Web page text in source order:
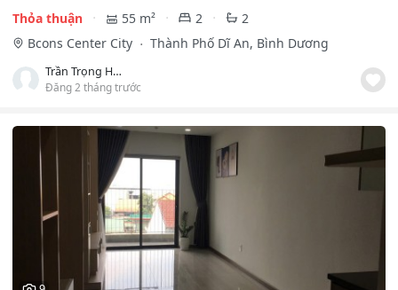
Thỏa thuận
55 m² 2
2
Bcons Center City
Thành Phố Dĩ An, Bình Dương
Trần Trọng Hùng
Đăng 2 tháng trước